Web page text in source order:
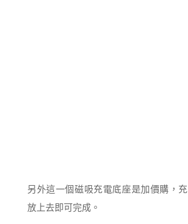
另外這一個磁吸充電底座是加價購，
放上去即可完成。